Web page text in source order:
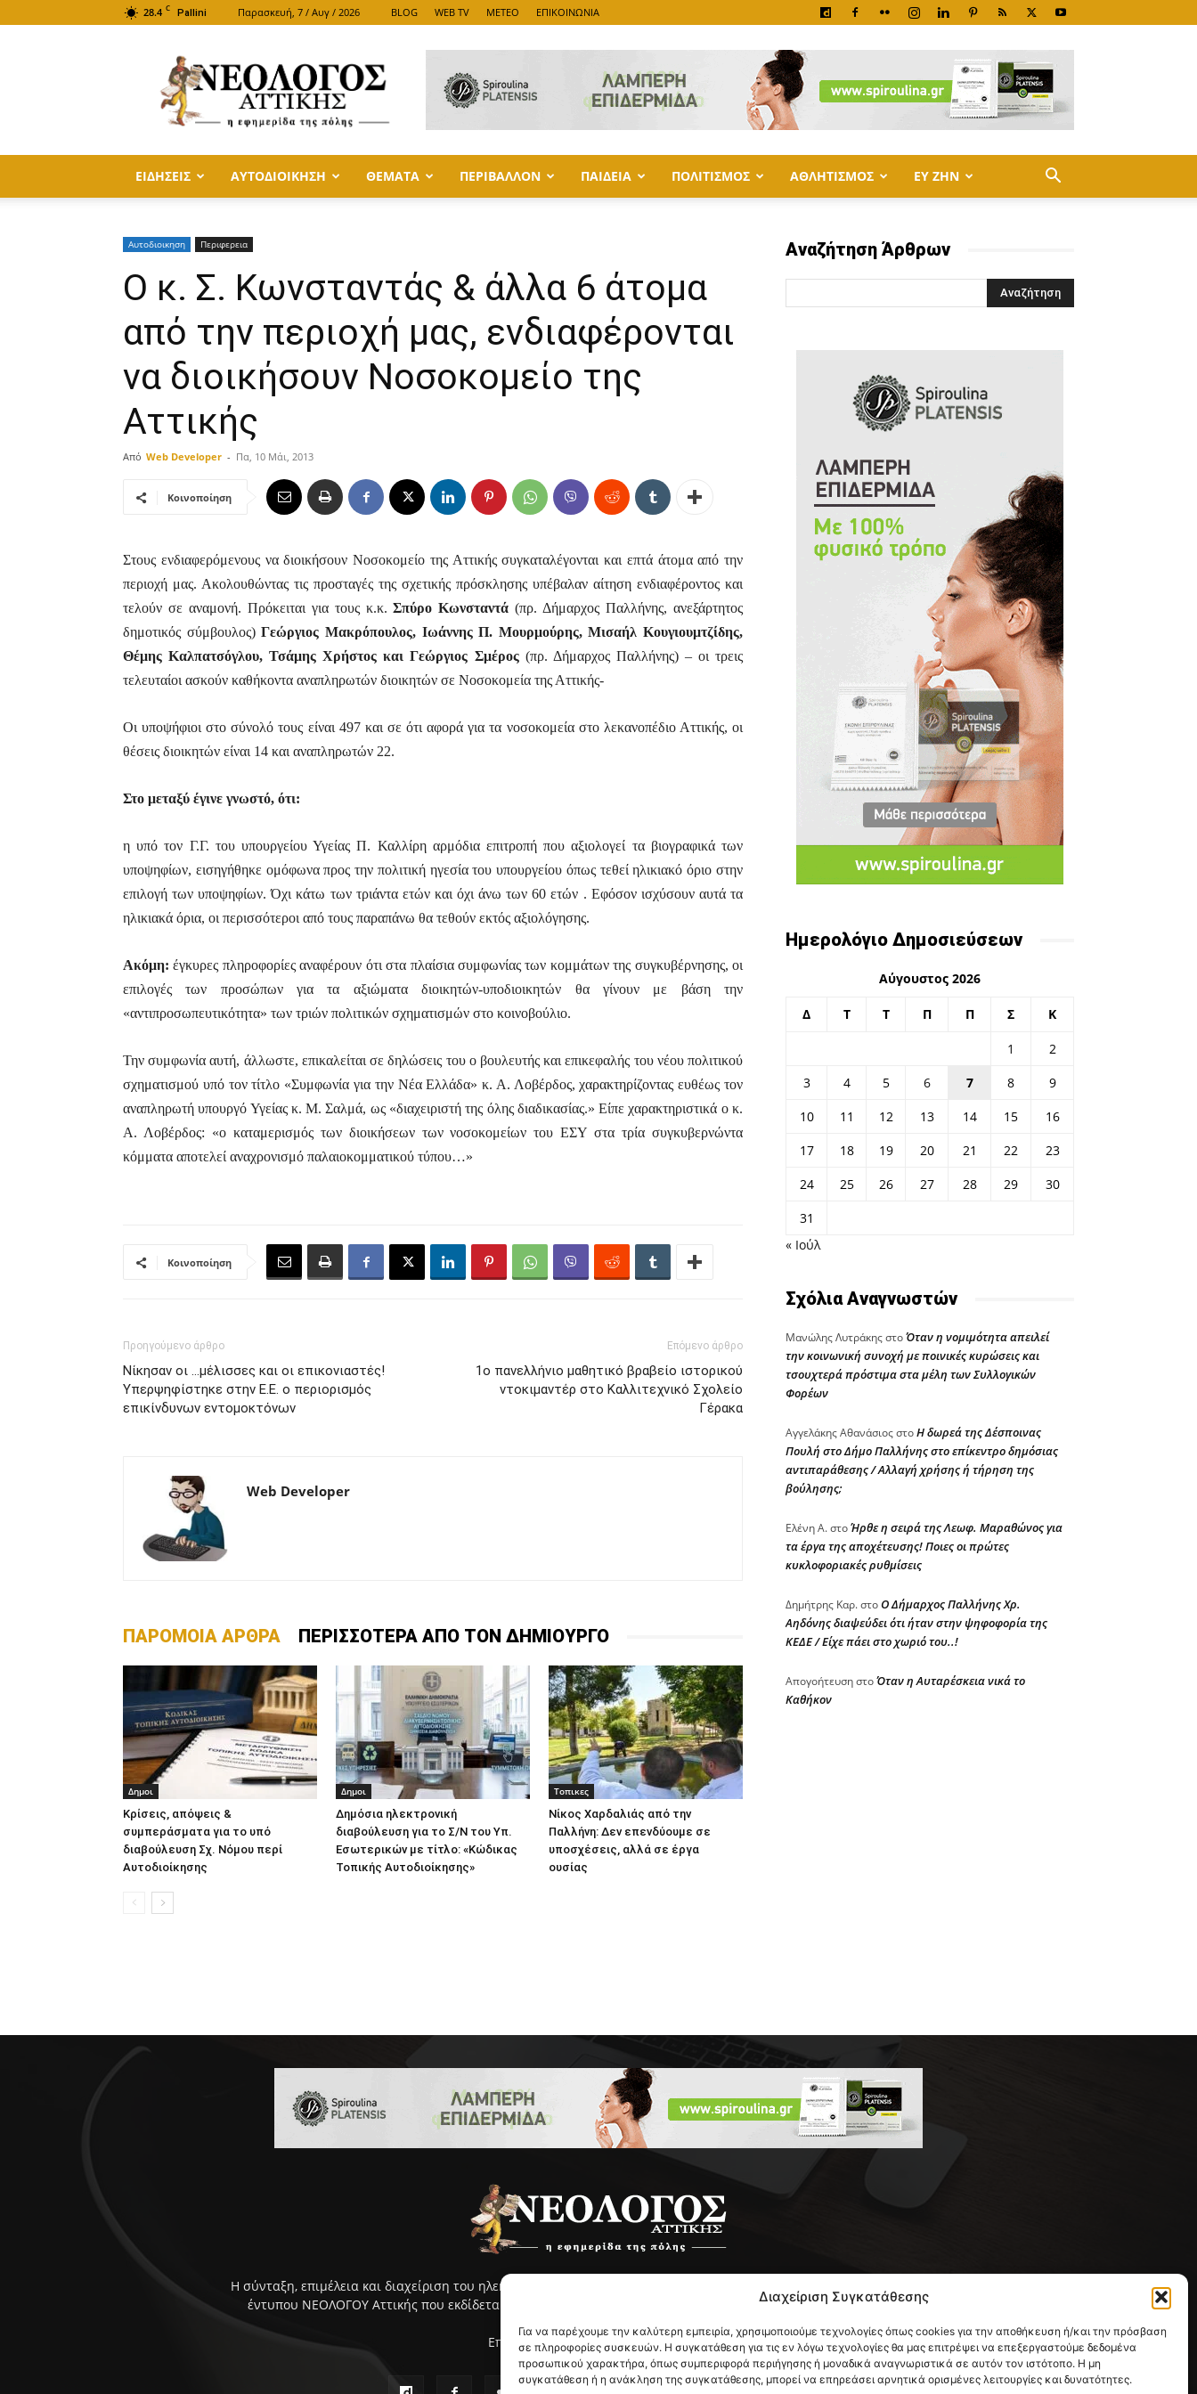
Διαχείριση Συγκατάθεσης
Για να παρέχουμε την καλύτερη εμπειρία, χρησιμοποιούμε τεχνολογίες όπως cookies για την αποθήκευση ή/και την πρόσβαση
σε πληροφορίες συσκευών. Η συγκατάθεση για τις εν λόγω τεχνολογίες θα μας επιτρέψει να επεξεργαστούμε δεδομένα
προσωπικού χαρακτήρα, όπως συμπεριφορά περιήγησης ή μοναδικά αναγνωριστικά σε αυτόν τον ιστότοπο. Η μη
συγκατάθεση ή η ανάκληση της συγκατάθεσης, μπορεί να επηρεάσει αρνητικά ορισμένες λειτουργίες και δυνατότητες.
28.4 C Pallini Παρασκευή, 7 / Αυγ / 2026 BLOG WEB TV METEO ΕΠΙΚΟΙΝΩΝΙΑ
ΑΤΤΙΚΗΣ
ΕΙΔΗΣΕΙΣ ΑΥΤΟΔΙΟΙΚΗΣΗ ΘΕΜΑΤΑ ΠΕΡΙΒΑΛΛΟΝ ΠΑΙΔΕΙΑ ΠΟΛΙΤΙΣΜΟΣ ΑΘΛΗΤΙΣΜΟΣ ΕΥ ΖΗΝ
Αυτοδιοικηση Περιφερεια
Ο κ. Σ. Κωνσταντάς & άλλα 6 άτομα
από την περιοχή μας, ενδιαφέρονται
να διοικήσουν Νοσοκομείο της
Αττικής
Από Web Developer - Πα, 10 Μάι, 2013
Κοινοποίηση
Στους ενδιαφερόμενους να διοικήσουν Νοσοκομείο της Αττικής συγκαταλέγονται και επτά άτομα από την
περιοχή μας. Ακολουθώντας τις προσταγές της σχετικής πρόσκλησης υπέβαλαν αίτηση ενδιαφέροντος και
τελούν σε αναμονή. Πρόκειται για τους κ.κ.Σπύρο Κωνσταντά (πρ. Δήμαρχος Παλλήνης, ανεξάρτητος
δημοτικός σύμβουλος)Γεώργιος Μακρόπουλος, Ιωάννης Π. Μουρμούρης, Μισαήλ Κουγιουμτζίδης,
Θέμης Καλπατσόγλου, Τσάμης Χρήστος και Γεώργιος Σμέρος(πρ. Δήμαρχος Παλλήνης) – οι τρεις
τελευταίοι ασκούν καθήκοντα αναπληρωτών διοικητών σε Νοσοκομεία της Αττικής-
Οι υποψήφιοι στο σύνολό τους είναι 497 και σε ότι αφορά για τα νοσοκομεία στο λεκανοπέδιο Αττικής, οι
θέσεις διοικητών είναι 14 και αναπληρωτών 22.
Στο μεταξύ έγινε γνωστό, ότι:
η υπό τον Γ.Γ. του υπουργείου Υγείας Π. Καλλίρη αρμόδια επιτροπή που αξιολογεί τα βιογραφικά των
υποψηφίων, εισηγήθηκε ομόφωνα προς την πολιτική ηγεσία του υπουργείου όπως τεθεί ηλικιακό όριο στην
επιλογή των υποψηφίων. Όχι κάτω των τριάντα ετών και όχι άνω των 60 ετών . Εφόσον ισχύσουν αυτά τα
ηλικιακά όρια, οι περισσότεροι από τους παραπάνω θα τεθούν εκτός αξιολόγησης.
Ακόμη: έγκυρες πληροφορίες αναφέρουν ότι στα πλαίσια συμφωνίας των κομμάτων της συγκυβέρνησης, οι
επιλογές των προσώπων για τα αξιώματα διοικητών-υποδιοικητών θα γίνουν με βάση την
«αντιπροσωπευτικότητα» των τριών πολιτικών σχηματισμών στο κοινοβούλιο.
Την συμφωνία αυτή, άλλωστε, επικαλείται σε δηλώσεις του ο βουλευτής και επικεφαλής του νέου πολιτικού
σχηματισμού υπό τον τίτλο «Συμφωνία για την Νέα Ελλάδα» κ. Α. Λοβέρδος, χαρακτηρίζοντας ευθέως τον
αναπληρωτή υπουργό Υγείας κ. Μ. Σαλμά, ως «διαχειριστή της όλης διαδικασίας.» Είπε χαρακτηριστικά ο κ.
Α. Λοβέρδος: «ο καταμερισμός των διοικήσεων των νοσοκομείων του ΕΣΥ στα τρία συγκυβερνώντα
κόμματα αποτελεί αναχρονισμό παλαιοκομματικού τύπου…»
Κοινοποίηση
Προηγούμενο άρθρο
Νίκησαν οι …μέλισσες και οι επικονιαστές!
Υπερψηφίστηκε στην Ε.Ε. ο περιορισμός
επικίνδυνων εντομοκτόνων
Επόμενο άρθρο
1ο πανελλήνιο μαθητικό βραβείο ιστορικού
ντοκιμαντέρ στο Καλλιτεχνικό Σχολείο
Γέρακα
Web Developer
ΠΑΡΟΜΟΙΑ ΑΡΘΡΑ ΠΕΡΙΣΣΟΤΕΡΑ ΑΠΟ ΤΟΝ ΔΗΜΙΟΥΡΓΟ
Δημοι
Κρίσεις, απόψεις &
συμπεράσματα για το υπό
διαβούλευση Σχ. Νόμου περί
Αυτοδιοίκησης
Δημοι
Δημόσια ηλεκτρονική
διαβούλευση για το Σ/Ν του Υπ.
Εσωτερικών με τίτλο: «Κώδικας
Τοπικής Αυτοδιοίκησης»
Τοπικες
Νίκος Χαρδαλιάς από την
Παλλήνη: Δεν επενδύουμε σε
υποσχέσεις, αλλά σε έργα
ουσίας
Αναζήτηση Άρθρων
Ημερολόγιο Δημοσιεύσεων
Αύγουστος 2026
Δ Τ Τ Π Π Σ Κ
1
2
3
4 5 6 7 8
9
10
11 12 13 14 15
16
17
18 19 20 21 22
23
24
25 26 27 28 29
30
31
« Ιούλ
Σχόλια Αναγνωστών
Μανώλης ΛυτράκηςστοΌταν η νομιμότητα απειλεί
την κοινωνική συνοχή με ποινικές κυρώσεις και
τσουχτερά πρόστιμα στα μέλη των Συλλογικών
Φορέων
Αγγελάκης ΑθανάσιοςστοΗ δωρεά της Δέσποινας
Πουλή στο Δήμο Παλλήνης στο επίκεντρο δημόσιας
αντιπαράθεσης / Αλλαγή χρήσης ή τήρηση της
βούλησης;
Ελένη Α.στοΉρθε η σειρά της Λεωφ. Μαραθώνος για
τα έργα της αποχέτευσης! Ποιες οι πρώτες
κυκλοφοριακές ρυθμίσεις
Δημήτρης Καρ.στοΟ Δήμαρχος Παλλήνης Χρ.
Αηδόνης διαψεύδει ότι ήταν στην ψηφοφορία της
ΚΕΔΕ / Είχε πάει στο χωριό του..!
ΑπογοήτευσηστοΌταν η Αυταρέσκεια νικά το
Καθήκον
Η σύνταξη, επιμέλεια και διαχείριση του ηλεκτρονικού ΝΕΟΛΟΓΟΥ Αττικής γίνεται με ευθύνη της συντακτικής ομάδας του
έντυπου ΝΕΟΛΟΓΟΥ Αττικής που εκδίδεται από το 2005 και κυκλοφορεί στην ανατολική Αττική με έδρα την Παλλήνη.
Επικοινωνία:info@neologosattikis.gr